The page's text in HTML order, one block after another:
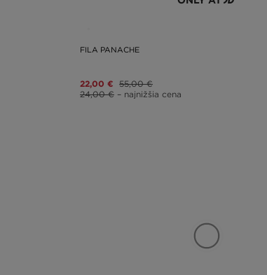
FILA PANACHE
22,00 € 55,00 €
24,00 € – najnižšia cena